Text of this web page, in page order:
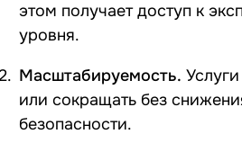
этом получает доступ к
уровня.
Масштабируемость.
или сокращать без
безопасности.